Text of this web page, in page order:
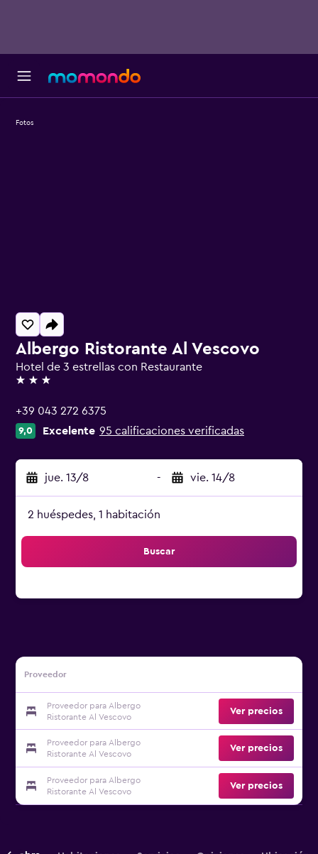
Albergo Ristorante Al Vescovo
Hotel de 3 estrellas con Restaurante
3 estrellas
+39 043 272 6375
9,0 Excelente 95 calificaciones verificadas
jue. 13/8 - vie. 14/8
2 huéspedes, 1 habitación
Buscar
Proveedor
Proveedor para Albergo
Ristorante Al Vescovo
Ver precios
Proveedor para Albergo
Ristorante Al Vescovo
Ver precios
Proveedor para Albergo
Ristorante Al Vescovo
Ver precios
Fotos